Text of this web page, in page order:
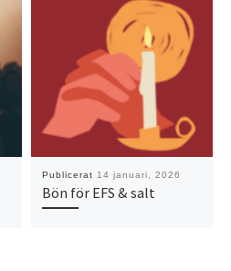
Publicerat 14 januari, 2026
Bön för EFS & salt